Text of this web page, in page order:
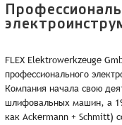
FLEX Elektrowerkzeuge
профессионального
Компания начала свою
шлифовальных машин, а
как Ackermann + Schmitt)